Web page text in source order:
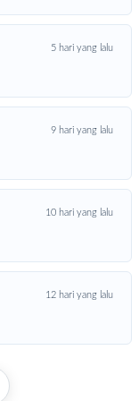
dicukupkan
ini pula akan
tempat shalat,
generasi Qur'an
dari 10rb
5 hari yang lalu
9 hari yang lalu
10 hari yang lalu
12 hari yang lalu